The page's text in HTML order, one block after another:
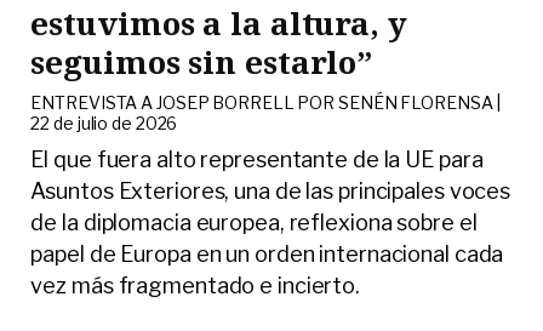
estuvimos a la altura, y
seguimos sin estarlo”
ENTREVISTA A JOSEP BORRELL POR SENÉN FLORENSA |
22 de julio de 2026
El que fuera alto representante de la UE para
Asuntos Exteriores, una de las principales voces
de la diplomacia europea, reflexiona sobre el
papel de Europa en un orden internacional cada
vez más fragmentado e incierto.